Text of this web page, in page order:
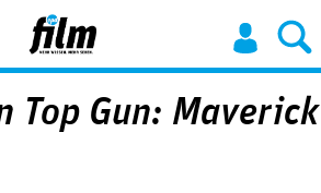
Jump to Navigation
Top Gun: Maverick